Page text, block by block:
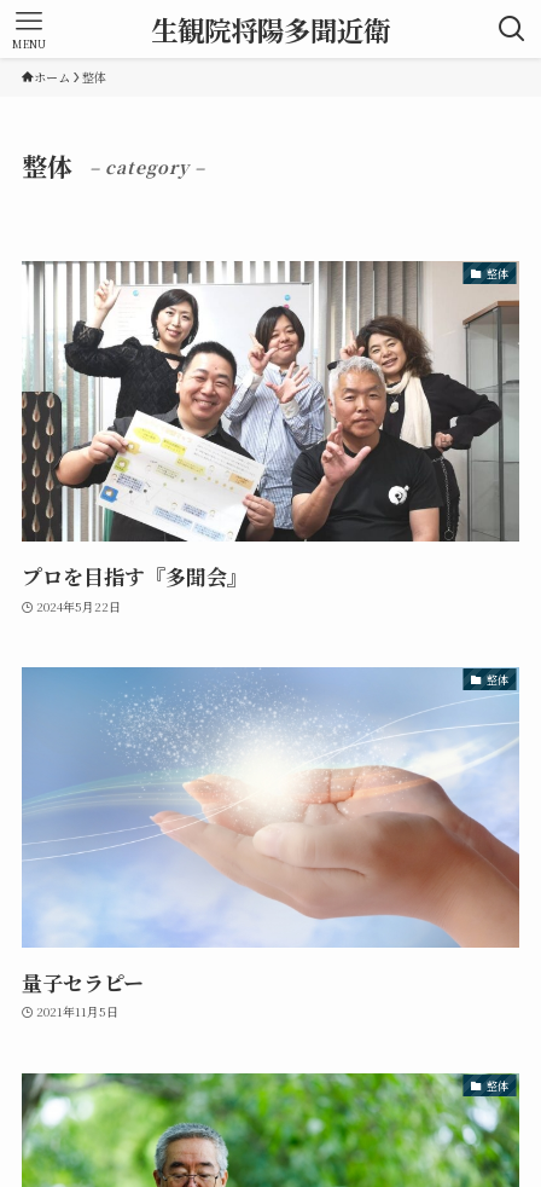
生観院将陽多聞近衛
MENU
ホーム 整体
整体 – category –
整体
プロを目指す『多聞会』
2024年5月22日
整体
量子セラピー
2021年11月5日
整体